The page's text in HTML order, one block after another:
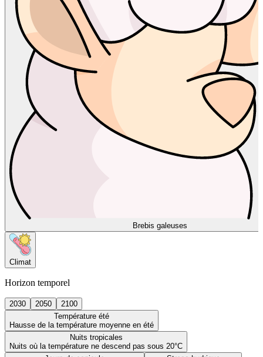
Brebis galeuses
Climat
Horizon temporel
2030 2050
2100
Température été
Hausse de la température moyenne en été
Nuits tropicales
Nuits où la température ne descend pas sous 20°C